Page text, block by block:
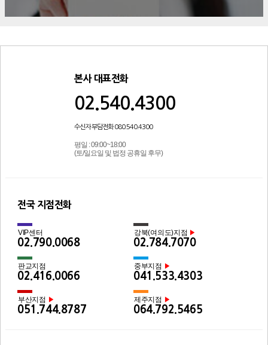
본사 대표전화
02.540.4300
수신자 부담전화 080.540.4300
평일 : 09:00~18:00
(토/일요일 및 법정 공휴일 후무)
전국 지점전화
VIP센터
02.790.0068
강북(여의도)지점 ▶
02.784.7070
판교지점
02.416.0066
중부지점 ▶
041.533.4303
부산지점 ▶
051.744.8787
제주지점 ▶
064.792.5465